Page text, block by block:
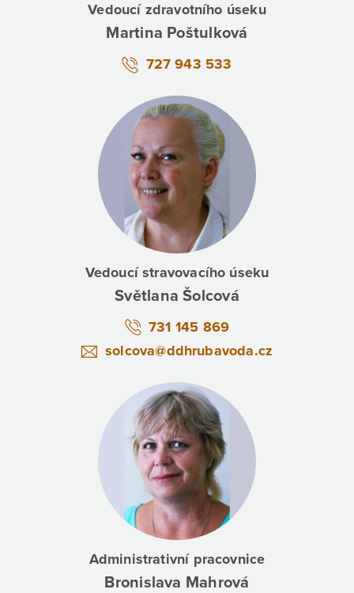
Vedoucí zdravotního úseku
Martina Poštulková
727 943 533
Vedoucí stravovacího úseku
Světlana Šolcová
731 145 869
solcova@ddhrubavoda.cz
Administrativní pracovnice
Bronislava Mahrová